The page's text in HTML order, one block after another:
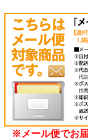
※メール便でお